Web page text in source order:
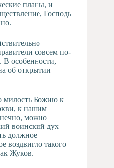
планы, и
Господь
совсем по-
В особенности,
об открытии
милость Божию к
к нашим
можно
воинский дух
должное
воздвигло такого
Жуков.